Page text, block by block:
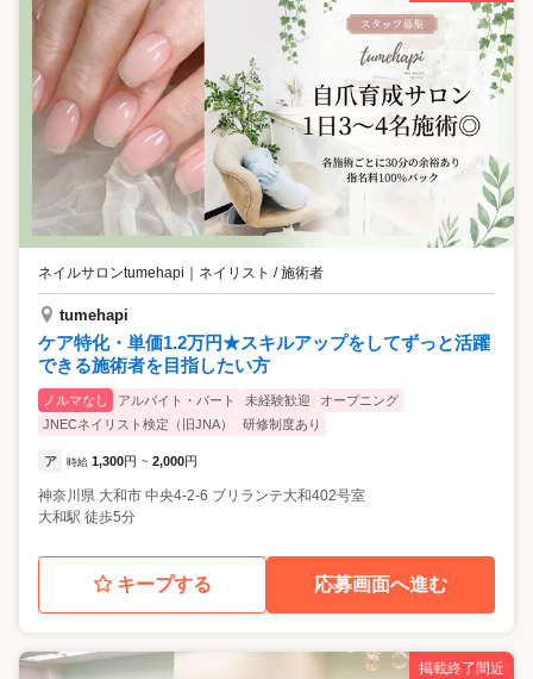
ネイルサロンtumehapi ネイリスト / 施術者
tumehapi
ケア特化・単価1.2万円★スキルアップをしてずっと活躍
できる施術者を目指したい方
ノルマなし アルバイト・パート 未経験歓迎
オープニング
JNECネイリスト検定（旧JNA）
研修制度あり
ア 時給 1,300円 ~ 2,000円
神奈川県 大和市 中央4-2-6 ブリランテ大和402号室
大和駅 徒歩5分
キープする 応募画面へ進む
掲載終了間近